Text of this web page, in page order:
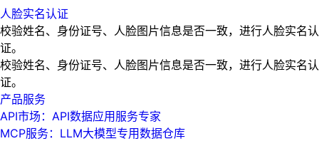
人脸实名认证
校验姓名、身份证号、人脸图片信息是否一致，进行人脸实名认
证。
校验姓名、身份证号、人脸图片信息是否一致，进行人脸实名认
证。
产品服务
API市场：API数据应用服务专家
MCP服务：LLM大模型专用数据仓库